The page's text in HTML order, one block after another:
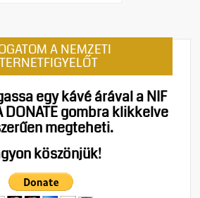
A NEMZETI
egy kávé árával a NIF
DONATE gombra klikkelve
megteheti.
köszönjük!